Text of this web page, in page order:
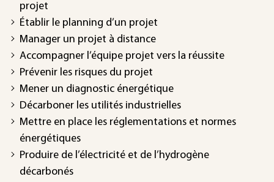
projet
Établir le planning d’un projet
Manager un projet à distance
Accompagner l’équipe projet vers la réussite
Prévenir les risques du projet
Mener un diagnostic énergétique
Décarboner les utilités industrielles
Mettre en place les réglementations et normes
énergétiques
Produire de l’électricité et de l’hydrogène
décarbonés